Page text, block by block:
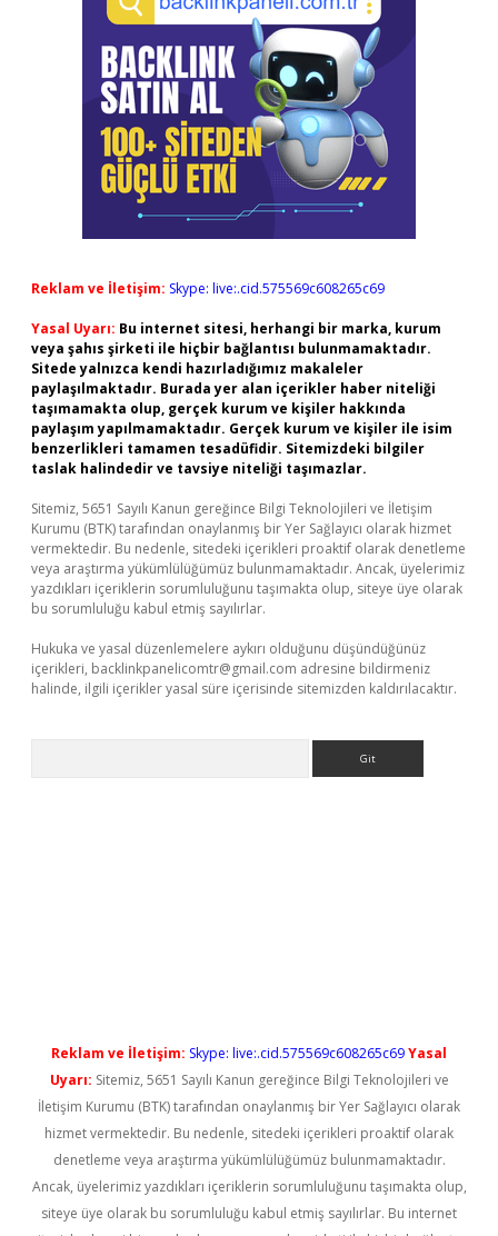
Reklam ve İletişim: Skype: live:.cid.575569c608265c69
Yasal Uyarı: Bu internet sitesi, herhangi bir marka, kurum
veya şahıs şirketi ile hiçbir bağlantısı bulunmamaktadır.
Sitede yalnızca kendi hazırladığımız makaleler
paylaşılmaktadır. Burada yer alan içerikler haber niteliği
taşımamakta olup, gerçek kurum ve kişiler hakkında
paylaşım yapılmamaktadır. Gerçek kurum ve kişiler ile isim
benzerlikleri tamamen tesadüfidir. Sitemizdeki bilgiler
taslak halindedir ve tavsiye niteliği taşımazlar.
Sitemiz, 5651 Sayılı Kanun gereğince Bilgi Teknolojileri ve İletişim
Kurumu (BTK) tarafından onaylanmış bir Yer Sağlayıcı olarak hizmet
vermektedir. Bu nedenle, sitedeki içerikleri proaktif olarak denetleme
veya araştırma yükümlülüğümüz bulunmamaktadır. Ancak, üyelerimiz
yazdıkları içeriklerin sorumluluğunu taşımakta olup, siteye üye olarak
bu sorumluluğu kabul etmiş sayılırlar.
Hukuka ve yasal düzenlemelere aykırı olduğunu düşündüğünüz
içerikleri, backlinkpanelicomtr@gmail.com adresine bildirmeniz
halinde, ilgili içerikler yasal süre içerisinde sitemizden kaldırılacaktır.
Reklam ve İletişim: Skype: live:.cid.575569c608265c69Yasal
Uyarı: Sitemiz, 5651 Sayılı Kanun gereğince Bilgi Teknolojileri ve
İletişim Kurumu (BTK) tarafından onaylanmış bir Yer Sağlayıcı olarak
hizmet vermektedir. Bu nedenle, sitedeki içerikleri proaktif olarak
denetleme veya araştırma yükümlülüğümüz bulunmamaktadır.
Ancak, üyelerimiz yazdıkları içeriklerin sorumluluğunu taşımakta olup,
siteye üye olarak bu sorumluluğu kabul etmiş sayılırlar. Bu internet